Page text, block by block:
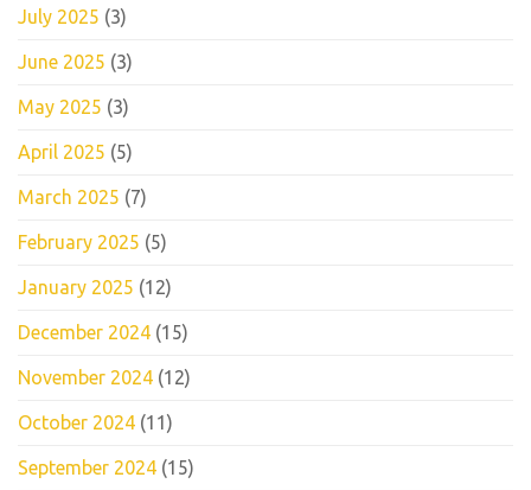
July 2025 (3)
June 2025 (3)
May 2025 (3)
April 2025 (5)
March 2025 (7)
February 2025 (5)
January 2025 (12)
December 2024 (15)
November 2024 (12)
October 2024 (11)
September 2024 (15)